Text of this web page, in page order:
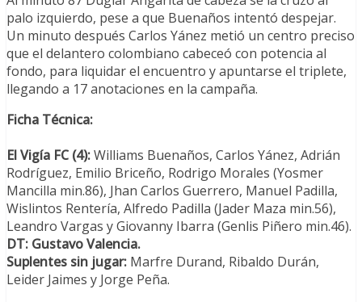
palo izquierdo, pese a que Buenaños intentó despejar.
Un minuto después Carlos Yánez metió un centro preciso
que el delantero colombiano cabeceó con potencia al
fondo, para liquidar el encuentro y apuntarse el triplete,
llegando a 17 anotaciones en la campaña.
Ficha Técnica:
El Vigía FC (4):Williams Buenaños, Carlos Yánez, Adrián
Rodríguez, Emilio Briceño, Rodrigo Morales (Yosmer
Mancilla min.86), Jhan Carlos Guerrero, Manuel Padilla,
Wislintos Rentería, Alfredo Padilla (Jader Maza min.56),
Leandro Vargas y Giovanny Ibarra (Genlis Piñero min.46).
DT: Gustavo Valencia.
Suplentes sin jugar: Marfre Durand, Ribaldo Durán,
Leider Jaimes y Jorge Peña.